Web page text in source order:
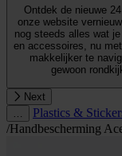
Ontdek de nieuwe
onze website
nog steeds alles wat
en accessoires, nu
makkelijker te
gewoon
Next
Plastics &
/Handbescherming